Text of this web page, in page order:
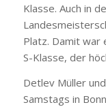
Klasse. Auch in
Platz. Damit war
S-Klasse, der
Detlev Müller
Samstags in